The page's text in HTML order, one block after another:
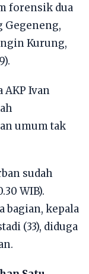
forensik dua
Gegeneng,
Kurung,
AKP Ivan
umum tak
sudah
WIB).
bagian, kepala
(33), diduga